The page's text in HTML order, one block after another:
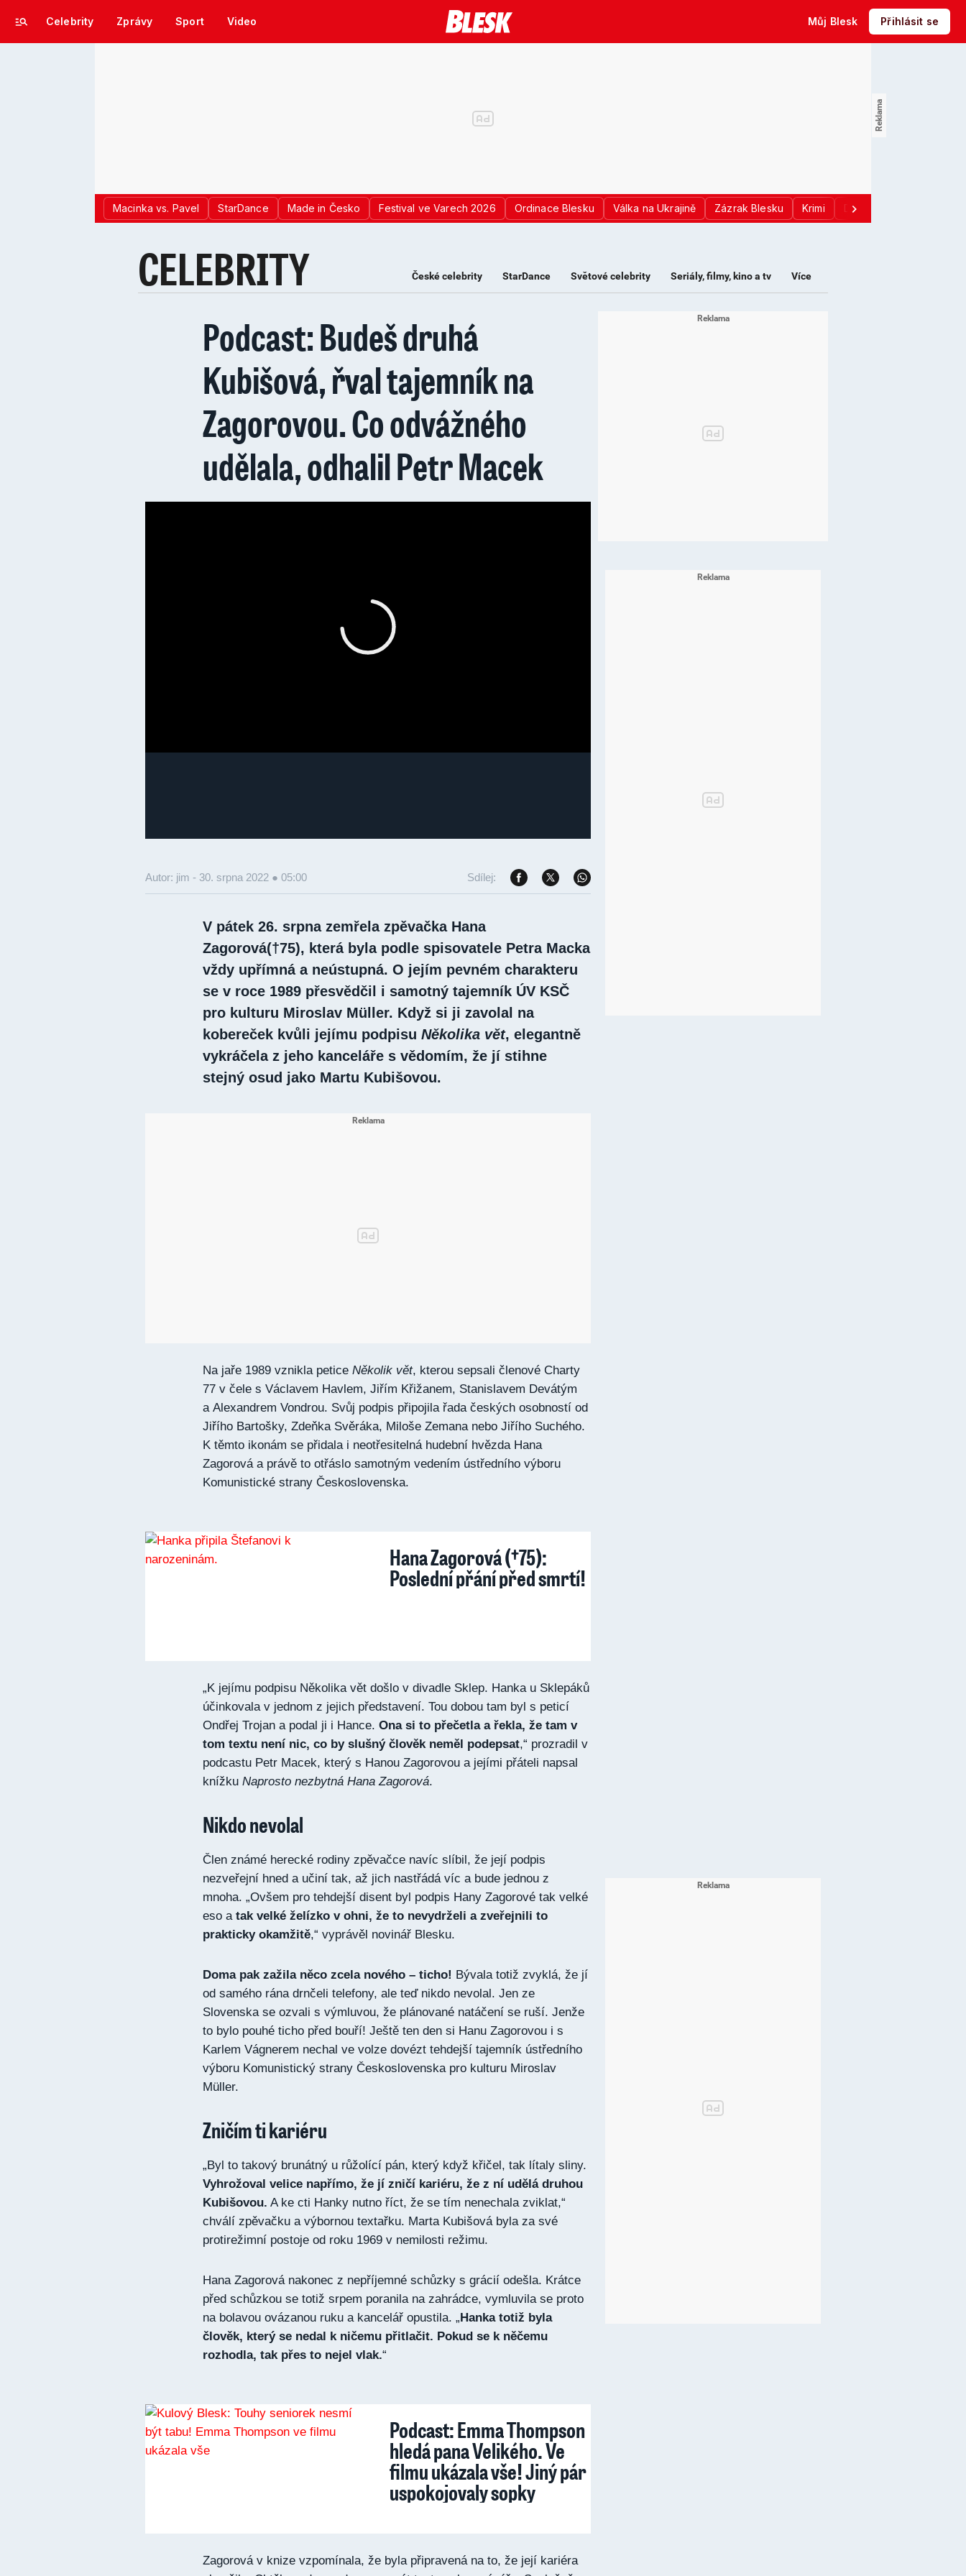
Celebrity Zprávy Sport Video Můj Blesk Přihlásit se
Macinka vs. Pavel StarDance Made in Česko Festival ve Varech 2026 Ordinace Blesku Válka na Ukrajině Zázrak Blesku Krimi Donald Trump
CELEBRITY České celebrity StarDance Světové celebrity Seriály, filmy, kino a tv Více
Podcast: Budeš druhá
Kubišová, řval tajemník na
Zagorovou. Co odvážného
udělala, odhalil Petr Macek
Autor: jim - 30. srpna 2022 ● 05:00 Sdílej:
V pátek 26. srpna zemřela zpěvačka Hana
Zagorová(†75), která byla podle spisovatele Petra Macka
vždy upřímná a neústupná. O jejím pevném charakteru
se v roce 1989 přesvědčil i samotný tajemník ÚV KSČ
pro kulturu Miroslav Müller. Když si ji zavolal na
kobereček kvůli jejímu podpisu Několika vět, elegantně
vykráčela z jeho kanceláře s vědomím, že jí stihne
stejný osud jako Martu Kubišovou.
Na jaře 1989 vznikla petice Několik vět, kterou sepsali členové Charty
77 v čele s Václavem Havlem, Jiřím Křižanem, Stanislavem Devátým
a Alexandrem Vondrou. Svůj podpis připojila řada českých osobností od
Jiřího Bartošky, Zdeňka Svěráka, Miloše Zemana nebo Jiřího Suchého.
K těmto ikonám se přidala i neotřesitelná hudební hvězda Hana
Zagorová a právě to otřáslo samotným vedením ústředního výboru
Komunistické strany Československa.
Hana Zagorová (†75):
Poslední přání před smrtí!
„K jejímu podpisu Několika vět došlo v divadle Sklep. Hanka u Sklepáků
účinkovala v jednom z jejich představení. Tou dobou tam byl s peticí
Ondřej Trojan a podal ji i Hance. Ona si to přečetla a řekla, že tam v
tom textu není nic, co by slušný člověk neměl podepsat,“ prozradil v
podcastu Petr Macek, který s Hanou Zagorovou a jejími přáteli napsal
knížku Naprosto nezbytná Hana Zagorová.
Nikdo nevolal
Člen známé herecké rodiny zpěvačce navíc slíbil, že její podpis
nezveřejní hned a učiní tak, až jich nastřádá víc a bude jednou z
mnoha. „Ovšem pro tehdejší disent byl podpis Hany Zagorové tak velké
eso a tak velké želízko v ohni, že to nevydrželi a zveřejnili to
prakticky okamžitě,“ vyprávěl novinář Blesku.
Doma pak zažila něco zcela nového – ticho! Bývala totiž zvyklá, že jí
od samého rána drnčeli telefony, ale teď nikdo nevolal. Jen ze
Slovenska se ozvali s výmluvou, že plánované natáčení se ruší. Jenže
to bylo pouhé ticho před bouří! Ještě ten den si Hanu Zagorovou i s
Karlem Vágnerem nechal ve volze dovézt tehdejší tajemník ústředního
výboru Komunistický strany Československa pro kulturu Miroslav
Müller.
Zničím ti kariéru
„Byl to takový brunátný u růžolící pán, který když křičel, tak lítaly sliny.
Vyhrožoval velice napřímo, že jí zničí kariéru, že z ní udělá druhou
Kubišovou. A ke cti Hanky nutno říct, že se tím nenechala zviklat,“
chválí zpěvačku a výbornou textařku. Marta Kubišová byla za své
protirežimní postoje od roku 1969 v nemilosti režimu.
Hana Zagorová nakonec z nepříjemné schůzky s grácií odešla. Krátce
před schůzkou se totiž srpem poranila na zahrádce, vymluvila se proto
na bolavou ovázanou ruku a kancelář opustila. „Hanka totiž byla
člověk, který se nedal k ničemu přitlačit. Pokud se k něčemu
rozhodla, tak přes to nejel vlak.“
Podcast: Emma Thompson
hledá pana Velikého. Ve
filmu ukázala vše! Jiný pár
uspokojovaly sopky
Zagorová v knize vzpomínala, že byla připravená na to, že její kariéra